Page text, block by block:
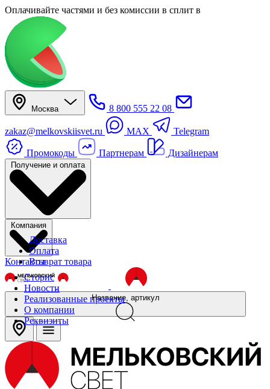
Оплачивайте частями и без комиссии в сплит в
Москва 8 800 555 22 08
zakaz@melkovskiisvet.ru MAX Telegram
Промокоды Партнерам Дизайнерам
Получение и оплата
Доставка
Оплата
Возврат товара
Компания
Сторис
Новости
Реализованные проекты
О компании
Реквизиты
Контакты
Название, артикул